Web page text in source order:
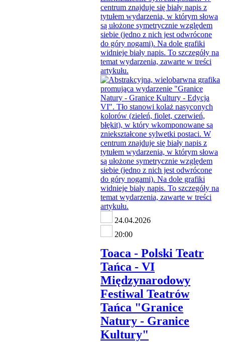
24.04.2026
20:00
Toaca - Polski Teatr
Tańca - VI
Międzynarodowy
Festiwal Teatrów
Tańca "Granice
Natury - Granice
Kultury"